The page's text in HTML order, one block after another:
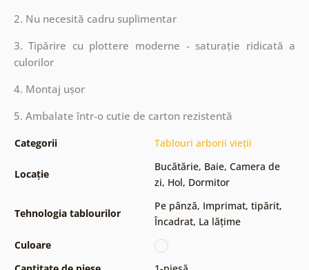
2. Nu necesită cadru suplimentar
3. Tipărire cu plottere moderne - saturație ridicată a
culorilor
4. Montaj ușor
5. Ambalate într-o cutie de carton rezistentă
Categorii Tablouri arborii vieții
Locație
Bucătărie, Baie, Camera de
zi, Hol, Dormitor
Tehnologia tablourilor
Pe pânză, Imprimat, tipărit,
Încadrat, La lățime
Culoare